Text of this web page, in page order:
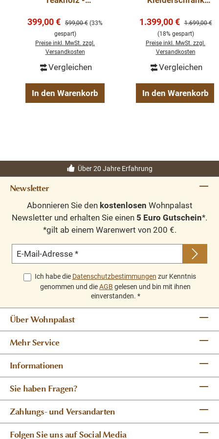
- Bank Sitzbank
Massivholz
Premium Teak
Gartenmöbel
Verkaufspreis:
399,00 € Regulärer Preis:
599,00 € (33%
gespart)
Preise inkl. MwSt. zzgl.
Versandkosten
Vergleichen
In den Warenkorb
Verkaufspreis:
1.399,00 € Regulärer
1.699,00 €
(18% gespart)
Preise inkl. MwSt. zzgl.
Versandkosten
Vergleichen
In den Warenkorb
Über 20 Jahre Erfahrung
Newsletter
Abonnieren Sie den kostenlosen Wohnpalast
Newsletter und erhalten Sie einen 5 Euro Gutschein*.
*gilt ab einem Warenwert von 200 €.
E-Mail-Adresse *
Ich habe die Datenschutzbestimmungen zur Kenntnis
genommen und dieAGB gelesen und bin mit ihnen
einverstanden. *
Über Wohnpalast
Mehr Service
Informationen
Sie haben Fragen?
Zahlungs- und Versandarten
Folgen Sie uns auf Social Media